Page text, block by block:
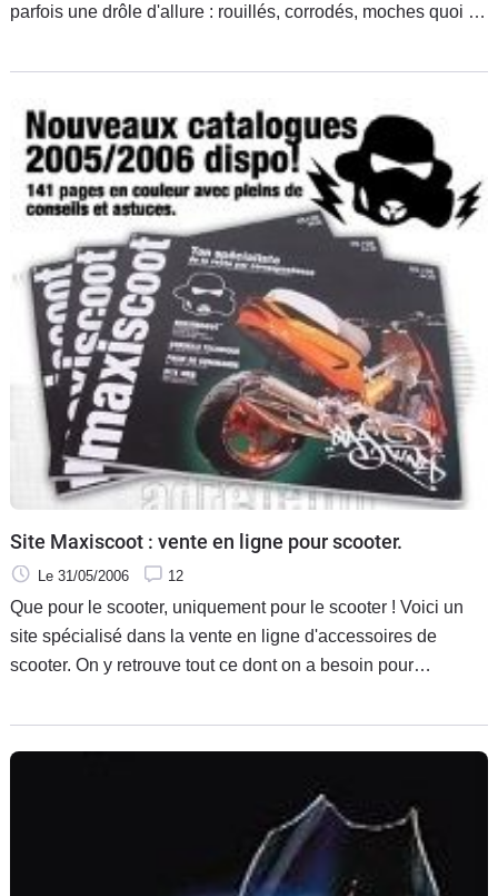
parfois une drôle d'allure : rouillés, corrodés, moches quoi ! Il
commerce: Commencer par le Belgom alu en respectant les
Site Maxiscoot : vente en ligne pour scooter.
Le 31/05/2006 12
Que pour le scooter, uniquement pour le scooter ! Voici un
site spécialisé dans la vente en ligne d'accessoires de
scooter. On y retrouve tout ce dont on a besoin pour
Jacky dans la rue.